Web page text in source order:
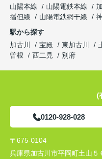
山陽本線
山陽電鉄本線
播但線
山陽電鉄網干線
駅から探す
加古川
宝殿 東加古川
曽根
西二見 別府
(
0120-928-028
〒675-0104
兵庫県加古川市平岡町土山５